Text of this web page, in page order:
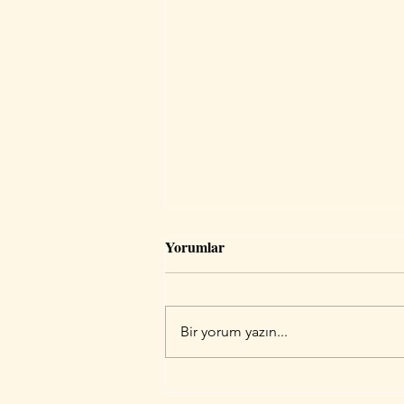
Astrolojide 7. Ev: İlişkiler,
anlama gelir? Evlilik, ortaklıklar,
ilişkiler ve karşılıklı denge
Yorumlar
Bir yorum yazın...